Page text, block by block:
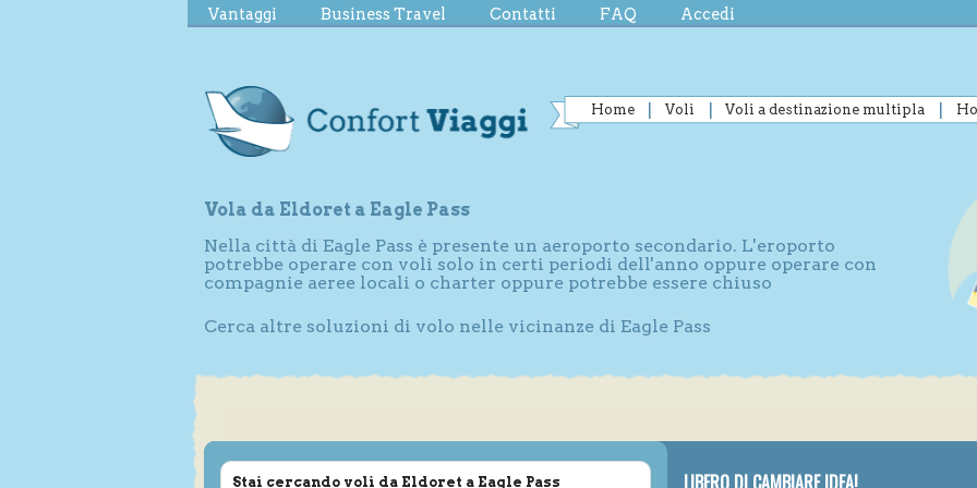
Vantaggi Business Travel Contatti FAQ Accedi
Home Voli Voli a destinazione multipla
Vola da Eldoret a Eagle Pass
Nella città di Eagle Pass è presente un aeroporto secondario. L'eroporto
potrebbe operare con voli solo in certi periodi dell'anno oppure operare con
compagnie aeree locali o charter oppure potrebbe essere chiuso
Cerca altre soluzioni di volo nelle vicinanze di Eagle Pass
Stai cercando voli da Eldoret a Eagle Pass LIBERO DI CAMBIARE IDEA!